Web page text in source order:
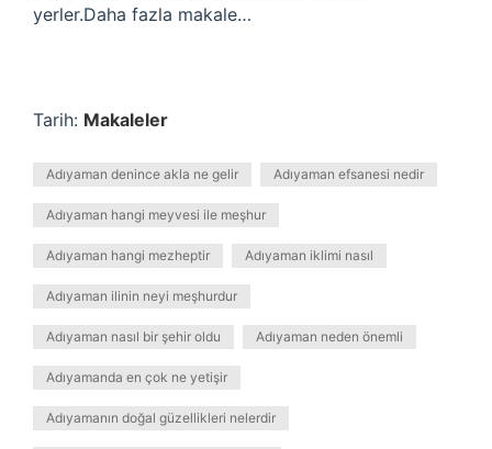
yerler.Daha fazla makale…
Tarih: Makaleler
Adıyaman denince akla ne gelir Adıyaman efsanesi nedir
Adıyaman hangi meyvesi ile meşhur
Adıyaman hangi mezheptir Adıyaman iklimi nasıl
Adıyaman ilinin neyi meşhurdur
Adıyaman nasıl bir şehir oldu Adıyaman neden önemli
Adıyamanda en çok ne yetişir
Adıyamanın doğal güzellikleri nelerdir